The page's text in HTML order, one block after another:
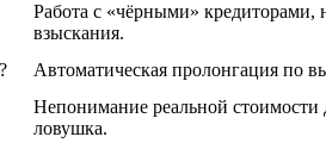
Работа с «чёрными» кредиторами,
взыскания.
Автоматическая пролонгация по
Непонимание реальной стоимости
ловушка.